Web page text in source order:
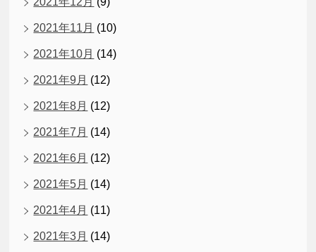
2021年11月 (10)
2021年10月 (14)
2021年9月 (12)
2021年8月 (12)
2021年7月 (14)
2021年6月 (12)
2021年5月 (14)
2021年4月 (11)
2021年3月 (14)